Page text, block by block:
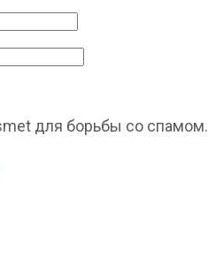
для борьбы со спамом.